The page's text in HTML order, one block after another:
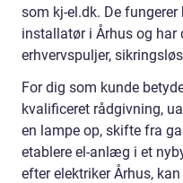
som kj-el.dk. De
installatør i Århus og har
erhvervspuljer,
For dig som kunde
kvalificeret rådgivning,
en lampe op, skifte fra
etablere el-anlæg i et
efter elektriker Århus,